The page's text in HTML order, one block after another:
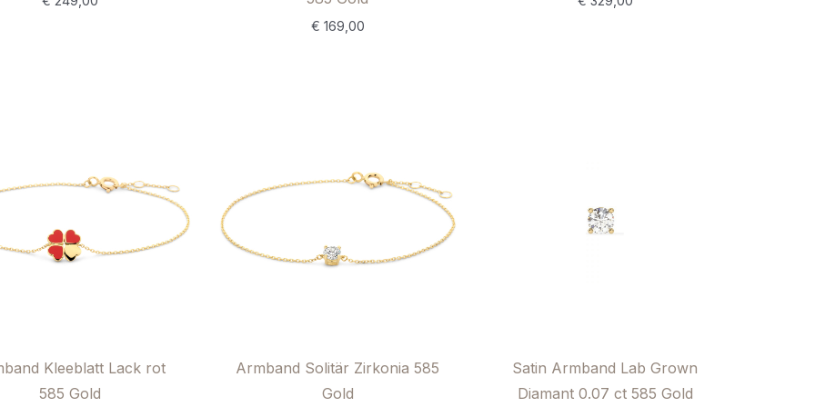
€ 169,00
Kleeblatt Lack rot
585 Gold
Armband Solitär Zirkonia 585
Gold
Satin Armband Lab Grown
Diamant 0.07 ct 585 Gold